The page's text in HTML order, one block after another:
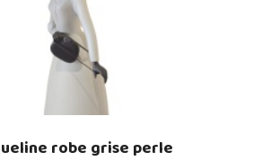
robe grise perle